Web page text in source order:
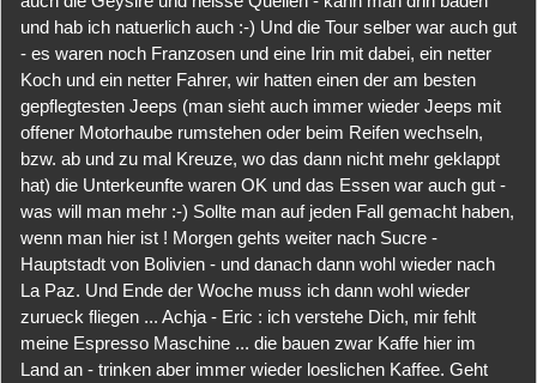
und hab ich natuerlich auch :-) Und die Tour selber war auch gut
- es waren noch Franzosen und eine Irin mit dabei, ein netter
Koch und ein netter Fahrer, wir hatten einen der am besten
gepflegtesten Jeeps (man sieht auch immer wieder Jeeps mit
offener Motorhaube rumstehen oder beim Reifen wechseln,
bzw. ab und zu mal Kreuze, wo das dann nicht mehr geklappt
hat) die Unterkeunfte waren OK und das Essen war auch gut -
was will man mehr :-) Sollte man auf jeden Fall gemacht haben,
wenn man hier ist ! Morgen gehts weiter nach Sucre -
Hauptstadt von Bolivien - und danach dann wohl wieder nach
La Paz. Und Ende der Woche muss ich dann wohl wieder
zurueck fliegen ... Achja - Eric : ich verstehe Dich, mir fehlt
meine Espresso Maschine ... die bauen zwar Kaffe hier im
Land an - trinken aber immer wieder loeslichen Kaffee. Geht